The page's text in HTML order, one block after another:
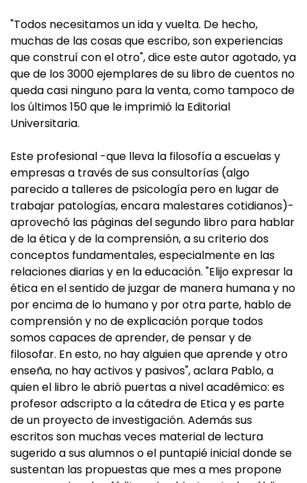
"Todos necesitamos un ida y vuelta. De hecho,
muchas de las cosas que escribo, son experiencias
que construí con el otro", dice este autor agotado, ya
que de los 3000 ejemplares de su libro de cuentos no
queda casi ninguno para la venta, como tampoco de
los últimos 150 que le imprimió la Editorial
Universitaria.
Este profesional -que lleva la filosofía a escuelas y
empresas a través de sus consultorías (algo
parecido a talleres de psicología pero en lugar de
trabajar patologías, encara malestares cotidianos)-
aprovechó las páginas del segundo libro para hablar
de la ética y de la comprensión, a su criterio dos
conceptos fundamentales, especialmente en las
relaciones diarias y en la educación. "Elijo expresar la
ética en el sentido de juzgar de manera humana y no
por encima de lo humano y por otra parte, hablo de
comprensión y no de explicación porque todos
somos capaces de aprender, de pensar y de
filosofar. En esto, no hay alguien que aprende y otro
enseña, no hay activos y pasivos", aclara Pablo, a
quien el libro le abrió puertas a nivel académico: es
profesor adscripto a la cátedra de Etica y es parte
de un proyecto de investigación. Además sus
escritos son muchas veces material de lectura
sugerido a sus alumnos o el puntapié inicial donde se
sustentan las propuestas que mes a mes propone